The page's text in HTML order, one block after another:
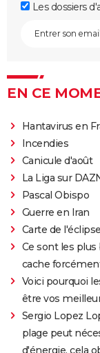
Les dossiers
EN CE
Hantavirus en
Incendies
Canicule d'août
La Liga sur
Pascal Obispo
Guerre en Iran
Carte de
Ce sont les plus
cache
Voici pourquoi
être vos
Sergio Lopez
plage peut
d'énergie, cela